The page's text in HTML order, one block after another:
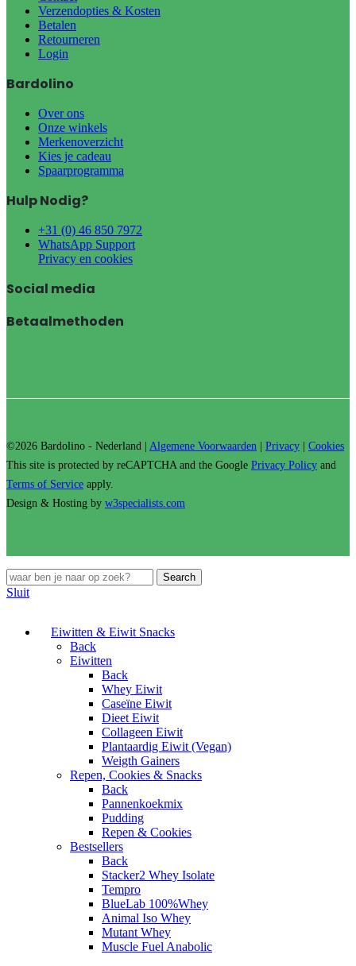
Verzendopties & Kosten
Betalen
Retourneren
Login
Bardolino
Over ons
Onze winkels
Merkenoverzicht
Kies je cadeau
Spaarprogramma
Hulp Nodig?
+31 (0) 46 850 7972
WhatsApp Support
Privacy en cookies
Social media
Betaalmethoden
©2026 Bardolino - Nederland | Algemene Voorwaarden Privacy
Cookies
This site is protected by reCAPTCHA and the Google Privacy Policy and
Terms of Service apply.
Design & Hosting by w3specialists.com
Search
Sluit
Eiwitten & Eiwit Snacks
Back
Eiwitten
Back
Whey Eiwit
Caseïne Eiwit
Dieet Eiwit
Collageen Eiwit
Plantaardig Eiwit (Vegan)
Weigth Gainers
Repen, Cookies & Snacks
Back
Pannenkoekmix
Pudding
Repen & Cookies
Bestsellers
Back
Stacker2 Whey Isolate
Tempro
BlueLab 100%Whey
Animal Iso Whey
Mutant Whey
Muscle Fuel Anabolic